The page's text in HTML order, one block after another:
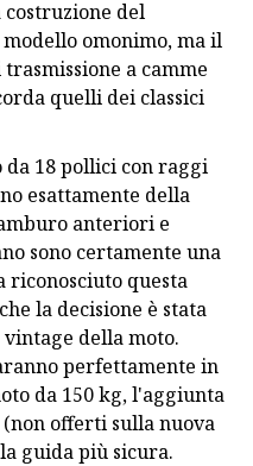
costruzione del
omonimo, ma il
a camme
quelli dei classici
18 pollici con raggi
esattamente della
anteriori e
sono certamente una
riconosciuto questa
la decisione è stata
della moto.
perfettamente in
da 150 kg, l'aggiunta
offerti sulla nuova
guida più sicura.